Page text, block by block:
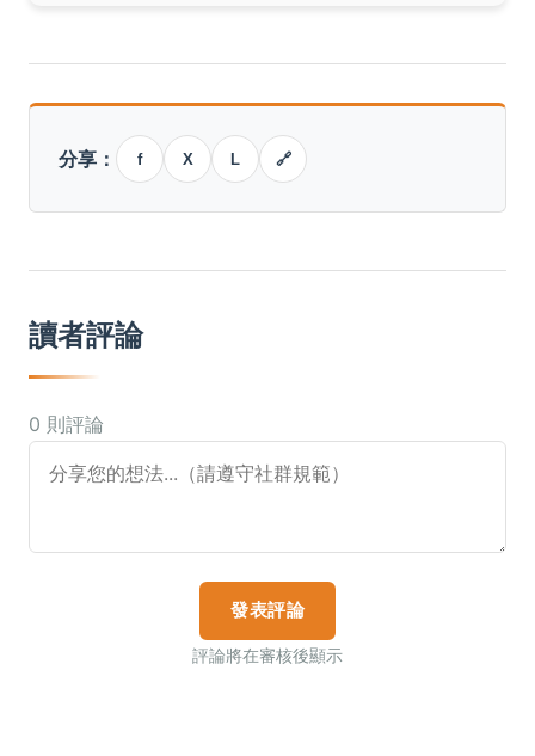
分享： f X L 🔗
讀者評論
0 則評論
發表評論
評論將在審核後顯示